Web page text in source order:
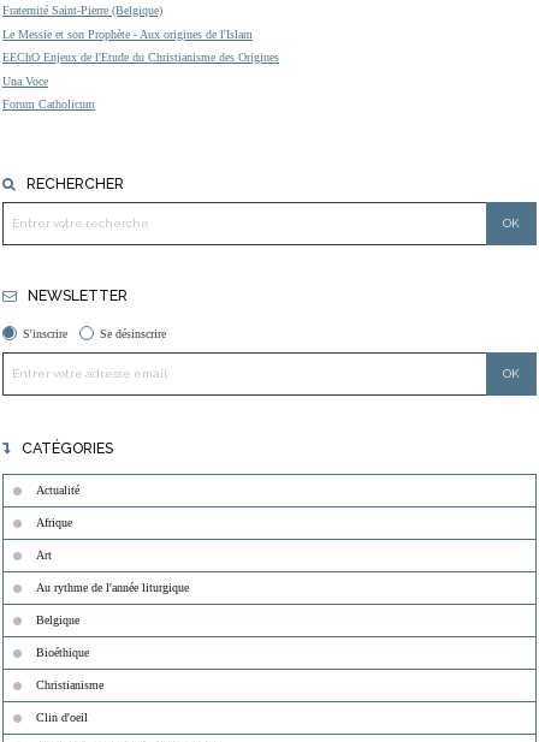
Fraternité Saint-Pierre (Belgique)
Le Messie et son Prophète - Aux origines de l'Islam
EEChO Enjeux de l'Etude du Christianisme des Origines
Una Voce
Forum Catholicum
RECHERCHER
NEWSLETTER
S'inscrire Se désinscrire
CATÉGORIES
Actualité
Afrique
Art
Au rythme de l'année liturgique
Belgique
Bioéthique
Christianisme
Clin d'oeil